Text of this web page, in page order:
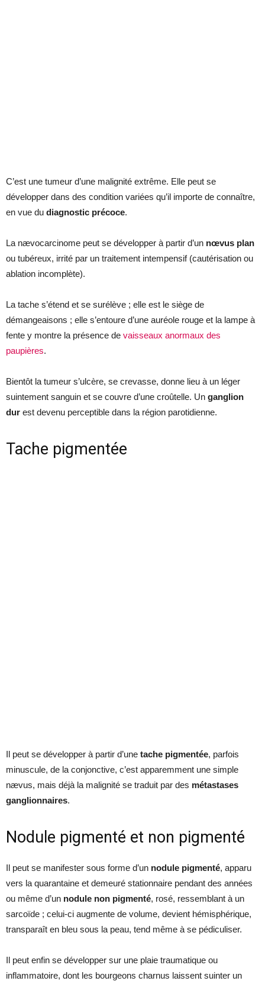
C’est une tumeur d’une malignité extrême. Elle peut se
développer dans des condition variées qu’il importe de connaître,
en vue du diagnostic précoce.
La nævocarcinome peut se développer à partir d’un nœvus plan
ou tubéreux, irrité par un traitement intempensif (cautérisation ou
ablation incomplète).
La tache s’étend et se surélève ; elle est le siège de
démangeaisons ; elle s’entoure d’une auréole rouge et la lampe à
fente y montre la présence de vaisseaux anormaux des
paupières.
Bientôt la tumeur s’ulcère, se crevasse, donne lieu à un léger
suintement sanguin et se couvre d’une croûtelle. Un ganglion
dur est devenu perceptible dans la région parotidienne.
Tache pigmentée
Il peut se développer à partir d’une tache pigmentée, parfois
minuscule, de la conjonctive, c’est apparemment une simple
nævus, mais déjà la malignité se traduit par des métastases
ganglionnaires.
Nodule pigmenté et non pigmenté
Il peut se manifester sous forme d’un nodule pigmenté, apparu
vers la quarantaine et demeuré stationnaire pendant des années
ou même d’un nodule non pigmenté, rosé, ressemblant à un
sarcoïde ; celui-ci augmente de volume, devient hémisphérique,
transparaît en bleu sous la peau, tend même à se pédiculiser.
Il peut enfin se développer sur une plaie traumatique ou
inflammatoire, dont les bourgeons charnus laissent suinter un